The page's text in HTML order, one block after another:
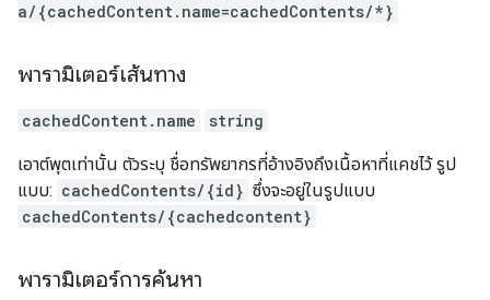
a/{cachedContent.name=cachedContents/*}
พารามิเตอร์เส้นทาง
cachedContent.name string
เอาต์พุตเท่านั้น ตัวระบุ ชื่อทรัพยากรที่อ้างอิงถึงเนื้อหาที่แคชไว้ รูป
แบบ: cachedContents/{id} ซึ่งจะอยู่ในรูปแบบ
cachedContents/{cachedcontent}
พารามิเตอร์การค้นหา